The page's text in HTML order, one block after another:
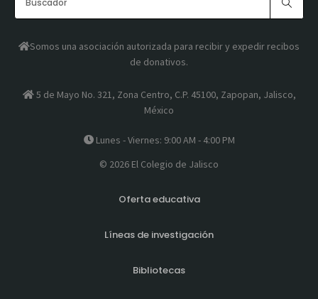
Somos una asociación autorizada para recibir y expedir recibos
de donativos.
5 de Mayo No. 321, Zona Centro, C.P. 45100, Zapopan, Jalisco,
México
Lunes - Viernes: 9:00 AM - 4:00 PM
© 2026 El Colegio de Jalisco
Oferta educativa
Líneas de investigación
Bibliotecas